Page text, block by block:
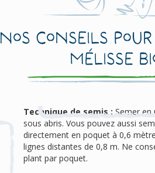
Nos conseils
Mélisse
Technique de semis :
sous abris. Vous pouvez aussi
directement en poquet à 0,6
lignes distantes de 0,8 m. Ne
plant par poquet.